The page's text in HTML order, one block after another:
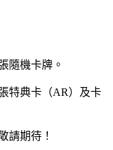
隨機卡牌。
特典卡（AR）及卡
請期待！